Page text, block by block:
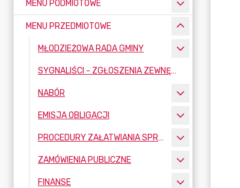
MENU PODMIOTOWE
MENU PRZEDMIOTOWE
MŁODZIEŻOWA RADA GMINY
SYGNALIŚCI - ZGŁOSZENIA ZEWNĘTRZNE
NABÓR
EMISJA OBLIGACJI
PROCEDURY ZAŁATWIANIA SPRAW
ZAMÓWIENIA PUBLICZNE
FINANSE